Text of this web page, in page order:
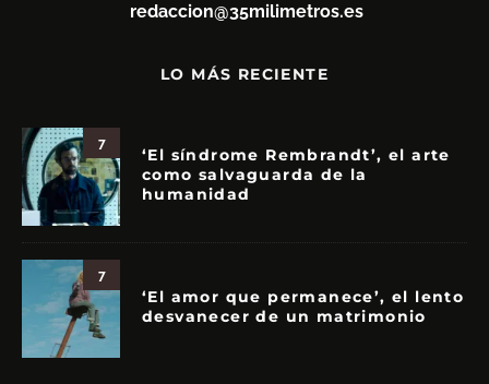
redaccion@35milimetros.es
LO MÁS RECIENTE
7
‘El síndrome Rembrandt’, el arte
como salvaguarda de la
humanidad
7
‘El amor que permanece’, el lento
desvanecer de un matrimonio